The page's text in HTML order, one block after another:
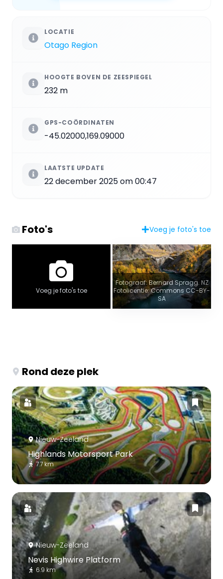
LOCATIE
Otago Region
HOOGTE BOVEN DE ZEESPIEGEL
232 m
GPS-COÖRDINATEN
-45.02000,169.09000
LAATSTE UPDATE
22 december 2025 om 00:47
Foto's Voeg je foto's toe
Voeg je foto's toe
Fotograaf: Bernard Spragg. NZ
Fotolicentie: Commons CC-BY-
SA
Rond deze plek
Nieuw-Zeeland
Highlands Motorsport Park
7.7 km
Nieuw-Zeeland
Nevis Highwire Platform
6.9 km